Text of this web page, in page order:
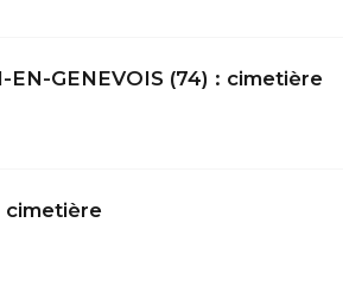
EN-GENEVOIS (74) : cimetière
cimetière